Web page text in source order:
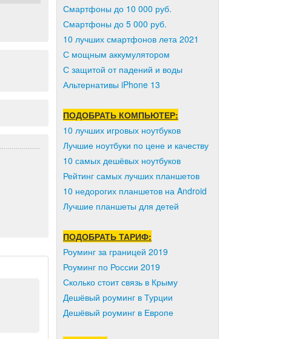
Смартфоны до 10 000 руб.
Смартфоны до 5 000 руб.
10 лучших смартфонов лета 2021
С мощным аккумулятором
С защитой от падений и воды
Альтернативы iPhone 13
ПОДОБРАТЬ КОМПЬЮТЕР:
10 лучших игровых ноутбуков
Лучшие ноутбуки по цене и качеству
10 самых дешёвых ноутбуков
Рейтинг самых лучших планшетов
10 недорогих планшетов на Android
Лучшие планшеты для детей
ПОДОБРАТЬ ТАРИФ:
Роуминг за границей 2019
Роуминг по России 2019
Сколько стоит связь в Крыму
Дешёвый роуминг в Турции
Дешёвый роуминг в Европе